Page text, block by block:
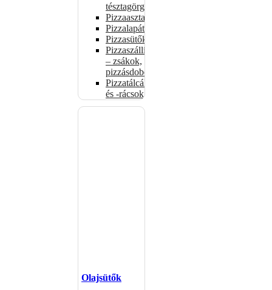
tésztagörgők
Pizzaasztalok
Pizzalapátok
Pizzasütők
Pizzaszállítás
– zsákok,
pizzásdobozok
Pizzatálcák
és -rácsok
Olajsütők